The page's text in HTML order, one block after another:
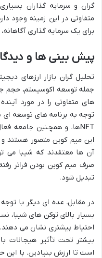
گران و سرمایه گذاران
متفاوتی در این زمینه وجود
برای یک سرمایه گذاری
پیش بینی ها و
تحلیل گران بازار ارزهای
جمله توسعه اکوسیستم، حجم
های متفاوتی را در مورد
این میم کوین متصور هستند
آن ها معتقدند که شیبا می
صرف میم کوین بودن فراتر
تبدیل شود.
در مقابل، عده ای دیگر با
بسیار بالای توکن های شیبا،
احتیاط بیشتری نشان می
بیشتر تحت تأثیر هیجانات
است تا ارزش بنیادین. با این